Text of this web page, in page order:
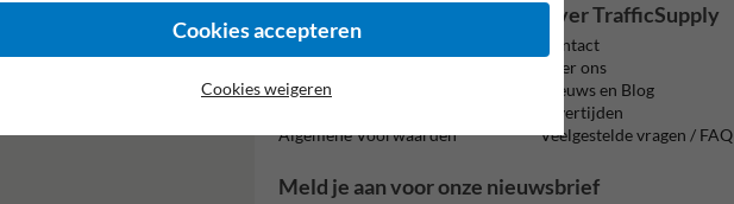
in en we reageren zo
Product(en) retourneren
Disclaimer
Algemene Voorwaarden
Over TrafficSupply
Contact
Over ons
Nieuws en Blog
Levertijden
Veelgestelde vragen / FAQ
Meld je aan voor onze nieuwsbrief
Cookies accepteren
Cookies weigeren